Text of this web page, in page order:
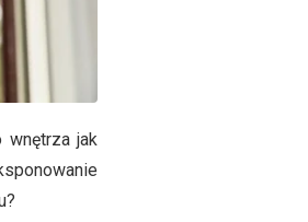
wnętrza jak